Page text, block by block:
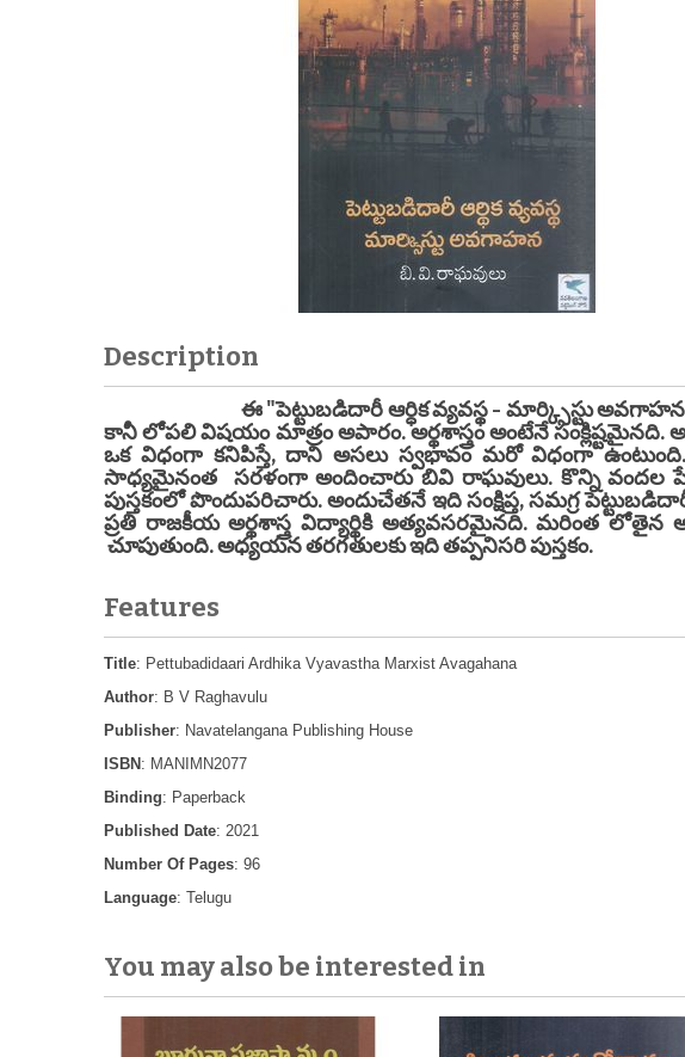
Description
ఈ "పెట్టుబడిదారీ ఆర్ధిక వ్యవస్థ - మార్క్సిస్టు అవగాహన "
కానీ లోపలి విషయం మాత్రం అపారం. అర్థశాస్త్రం అంటేనే సంక్లిష్టమైనది.
ఒక విధంగా కనిపిస్తే, దాని అసలు స్వభావం మరో విధంగా ఉంటుంది.
సాధ్యమైనంత సరళంగా అందించారు బివి రాఘవులు. కొన్ని వందల
పుస్తకంలో పొందుపరిచారు. అందుచేతనే ఇది సంక్షిప్త, సమగ్ర
ప్రతి రాజకీయ అర్థశాస్త్ర విద్యార్థికి అత్యవసరమైనది. మరింత లోతైన
చూపుతుంది. అధ్యయన తరగతులకు ఇది తప్పనిసరి పుస్తకం.
Features
Title: Pettubadidaari Ardhika Vyavastha Marxist Avagahana
Author: B V Raghavulu
Publisher: Navatelangana Publishing House
ISBN : MANIMN2077
Binding: Paperback
Published Date: 2021
Number Of Pages: 96
Language: Telugu
You may also be interested in